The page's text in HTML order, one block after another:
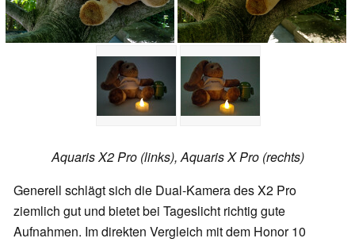
Aquaris X2 Pro (links), Aquaris X Pro (rechts)
Generell schlägt sich die Dual-Kamera des X2 Pro
ziemlich gut und bietet bei Tageslicht richtig gute
Aufnahmen. Im direkten Vergleich mit dem Honor 10